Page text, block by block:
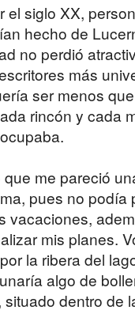
el siglo XX,
hecho de
no perdió
más
ser menos
rincón y cada
me pareció
pues no podía
vacaciones,
mis planes.
la ribera del
algo de
dentro de